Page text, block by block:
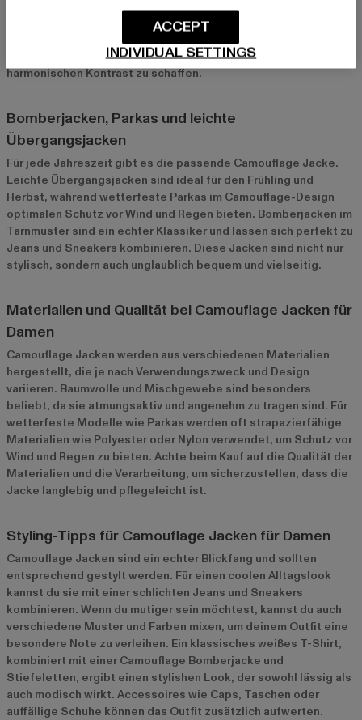
Streetwear-Bereich beliebt sind. Sie verleihen dem Outfit
schmalen Hosen oder Leggings kombinieren, um einen
harmonischen Kontrast zu schaffen.
Bomberjacken, Parkas und leichte
Übergangsjacken
Für jede Jahreszeit gibt es die passende Camouflage Jacke.
Leichte Übergangsjacken sind ideal für den Frühling und
Herbst, während wetterfeste Parkas im Camouflage-Design
optimalen Schutz vor Wind und Regen bieten. Bomberjacken im
Tarnmuster sind ein echter Klassiker und lassen sich perfekt zu
Jeans und Sneakers kombinieren. Diese Jacken sind nicht nur
stylisch, sondern auch unglaublich bequem und vielseitig.
Materialien und Qualität bei Camouflage Jacken für
Damen
Camouflage Jacken werden aus verschiedenen Materialien
hergestellt, die je nach Verwendungszweck und Design
variieren. Baumwolle und Mischgewebe sind besonders
beliebt, da sie atmungsaktiv und angenehm zu tragen sind. Für
wetterfeste Modelle wie Parkas werden oft strapazierfähige
Materialien wie Polyester oder Nylon verwendet, um Schutz vor
Wind und Regen zu bieten. Achte beim Kauf auf die Qualität der
Materialien und die Verarbeitung, um sicherzustellen, dass die
Jacke langlebig und pflegeleicht ist.
Styling-Tipps für Camouflage Jacken für Damen
Camouflage Jacken sind ein echter Blickfang und sollten
entsprechend gestylt werden. Für einen coolen Alltagslook
kannst du sie mit einer schlichten Jeans und Sneakers
kombinieren. Wenn du mutiger sein möchtest, kannst du auch
verschiedene Muster und Farben mixen, um deinem Outfit eine
besondere Note zu verleihen. Ein klassisches weißes T-Shirt,
kombiniert mit einer Camouflage Bomberjacke und
Stiefeletten, ergibt einen stylishen Look, der sowohl lässig als
auch modisch wirkt. Accessoires wie Caps, Taschen oder
auffällige Schuhe können das Outfit zusätzlich aufwerten.
INDIVIDUAL SETTINGS
ACCEPT